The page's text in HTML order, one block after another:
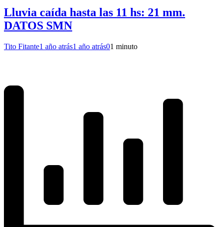
Lluvia caída hasta las 11 hs: 21 mm.
DATOS SMN
Tito Fitante1 año atrás1 año atrás01 minuto